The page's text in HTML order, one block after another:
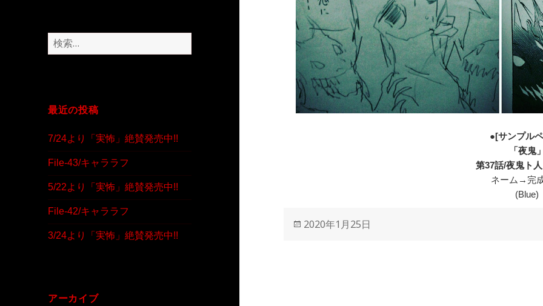
検
索
最近の投稿
7/24より「実怖」絶賛発売中!!
File-43/キャララフ
5/22より「実怖」絶賛発売中!!
File-42/キャララフ
3/24より「実怖」絶賛発売中!!
アーカイブ
●[サンプル
「夜鬼
第37話/夜鬼ト
ネーム→完
(Blue)
投
2020年1月25日